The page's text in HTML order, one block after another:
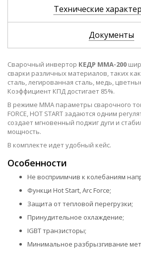
Технические
Документы
Сварочный инвертор КЕДР MMA-200
сварки различных материалов, таких
сталь, легированная сталь, медь,
Коэффициент КПД достигает 85%.
В режиме MMA параметры сварочного
FORCE, HOT START задаются одним
создает мгновенный поджиг дуги и
мощность.
В комплекте идет удобный кейс.
Особенности
Не восприимчив к колебаниям
Функци Hot Start, Arc Force;
Защита от тепловой перегрузки;
Принудительное охлаждение;
IGBТ транзисторы;
Минимальное разбрызгивание